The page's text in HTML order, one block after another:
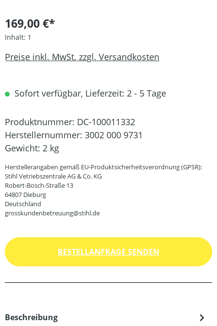
169,00 €*
Inhalt: 1
Preise inkl. MwSt. zzgl. Versandkosten
Sofort verfügbar, Lieferzeit: 2 - 5 Tage
Produktnummer: DC-100011332
Herstellernummer: 3002 000 9731
Gewicht: 2 kg
Herstellerangaben gemäß EU-Produktsicherheitsverordnung (GPSR):
Stihl Vetriebszentrale AG & Co. KG
Robert-Bosch-Straße 13
64807 Dieburg
Deutschland
grosskundenbetreuung@stihl.de
BESTELLANFRAGE SENDEN
Beschreibung